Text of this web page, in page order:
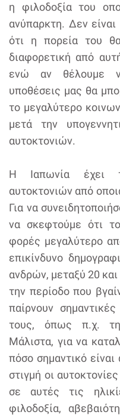
η φιλοδοξία του
ανύπαρκτη. Δεν
ότι η πορεία του
διαφορετική από
ενώ αν θέλουμε
υποθέσεις μας θα
το μεγαλύτερο
μετά την
αυτοκτονιών.
Η Ιαπωνία έχει
αυτοκτονιών από
Για να
να σκεφτούμε ότι
φορές μεγαλύτερο
επικίνδυνο
ανδρών, μεταξύ 20
την περίοδο που
παίρνουν
τους, όπως π.χ. τη
Μάλιστα, για να
πόσο σημαντικό
στιγμή οι
σε αυτές τις
φιλοδοξία,